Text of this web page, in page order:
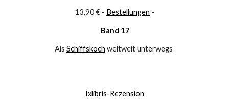
13,90 € - Bestellungen -
Band 17
Als Schiffskoch weltweit unterwegs
Ixlibris-Rezension